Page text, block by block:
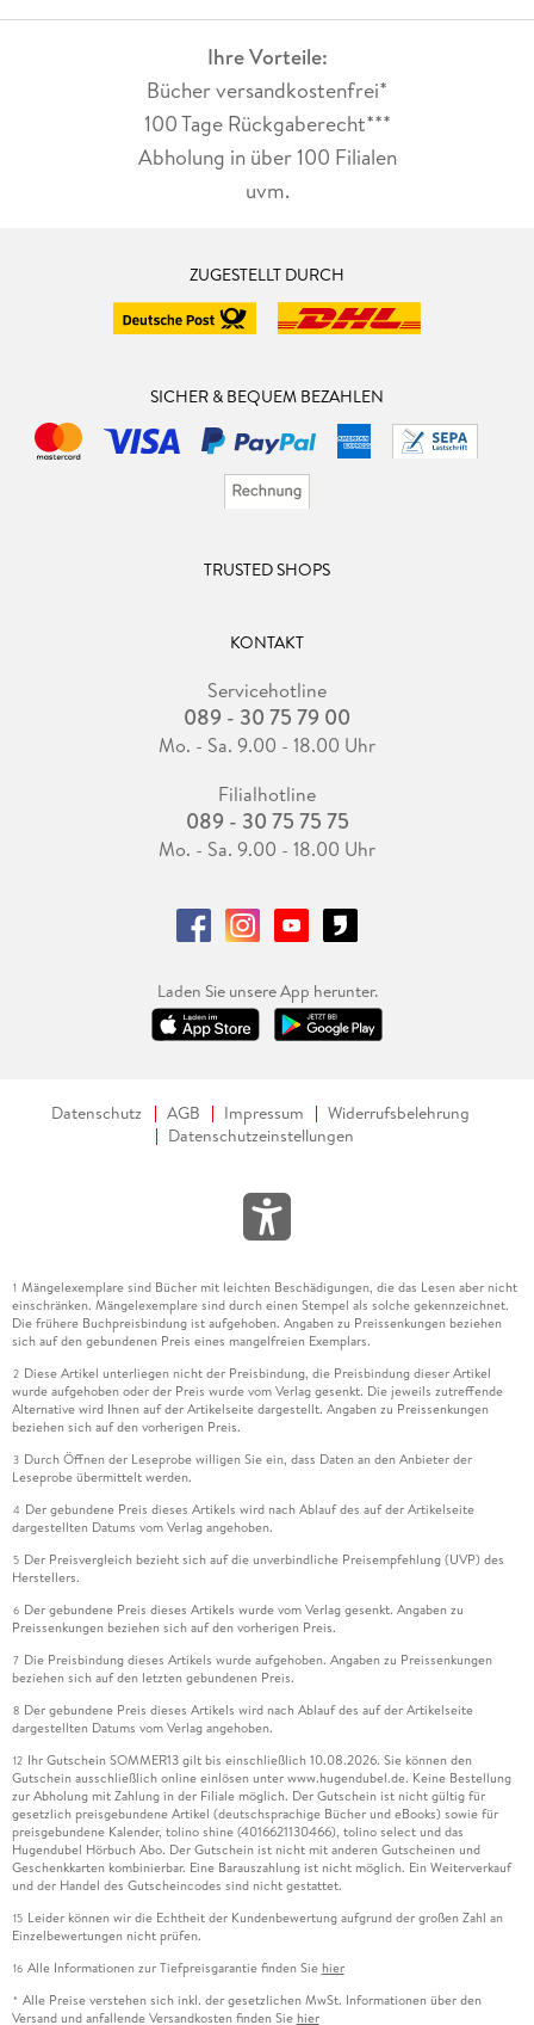
Ihre Vorteile:
Bücher versandkostenfrei*
100 Tage Rückgaberecht***
Abholung in über 100 Filialen
uvm.
ZUGESTELLT DURCH
SICHER & BEQUEM BEZAHLEN
TRUSTED SHOPS
KONTAKT
Servicehotline
089 - 30 75 79 00
Mo. - Sa. 9.00 - 18.00 Uhr
Filialhotline
089 - 30 75 75 75
Mo. - Sa. 9.00 - 18.00 Uhr
Laden Sie unsere App herunter.
Datenschutz AGB Impressum
Widerrufsbelehrung
Datenschutzeinstellungen
1 Mängelexemplare sind Bücher mit leichten Beschädigungen, die das Lesen aber nicht
einschränken. Mängelexemplare sind durch einen Stempel als solche gekennzeichnet.
Die frühere Buchpreisbindung ist aufgehoben. Angaben zu Preissenkungen beziehen
sich auf den gebundenen Preis eines mangelfreien Exemplars.
2 Diese Artikel unterliegen nicht der Preisbindung, die Preisbindung dieser Artikel
wurde aufgehoben oder der Preis wurde vom Verlag gesenkt. Die jeweils zutreffende
Alternative wird Ihnen auf der Artikelseite dargestellt. Angaben zu Preissenkungen
beziehen sich auf den vorherigen Preis.
3 Durch Öffnen der Leseprobe willigen Sie ein, dass Daten an den Anbieter der
Leseprobe übermittelt werden.
4 Der gebundene Preis dieses Artikels wird nach Ablauf des auf der Artikelseite
dargestellten Datums vom Verlag angehoben.
5 Der Preisvergleich bezieht sich auf die unverbindliche Preisempfehlung (UVP) des
Herstellers.
6 Der gebundene Preis dieses Artikels wurde vom Verlag gesenkt. Angaben zu
Preissenkungen beziehen sich auf den vorherigen Preis.
7 Die Preisbindung dieses Artikels wurde aufgehoben. Angaben zu Preissenkungen
beziehen sich auf den letzten gebundenen Preis.
8 Der gebundene Preis dieses Artikels wird nach Ablauf des auf der Artikelseite
dargestellten Datums vom Verlag angehoben.
12 Ihr Gutschein SOMMER13 gilt bis einschließlich 10.08.2026. Sie können den
Gutschein ausschließlich online einlösen unter www.hugendubel.de. Keine Bestellung
zur Abholung mit Zahlung in der Filiale möglich. Der Gutschein ist nicht gültig für
gesetzlich preisgebundene Artikel (deutschsprachige Bücher und eBooks) sowie für
preisgebundene Kalender, tolino shine (4016621130466), tolino select und das
Hugendubel Hörbuch Abo. Der Gutschein ist nicht mit anderen Gutscheinen und
Geschenkkarten kombinierbar. Eine Barauszahlung ist nicht möglich. Ein Weiterverkauf
und der Handel des Gutscheincodes sind nicht gestattet.
15 Leider können wir die Echtheit der Kundenbewertung aufgrund der großen Zahl an
Einzelbewertungen nicht prüfen.
16 Alle Informationen zur Tiefpreisgarantie finden Sie hier
* Alle Preise verstehen sich inkl. der gesetzlichen MwSt. Informationen über den
Versand und anfallende Versandkosten finden Sie hier